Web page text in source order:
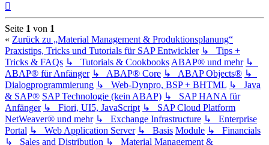
Seite 1 von 1
« Zurück zu „Material Management & Produktionsplanung“
Praxistips, Tricks und Tutorials für SAP Entwickler ↳ Tips +
Tricks & FAQs ↳ Tutorials & Cookbooks ABAP® und mehr ↳
ABAP® für Anfänger ↳ ABAP® Core ↳ ABAP Objects® ↳
Dialogprogrammierung ↳ Web-Dynpro, BSP + BHTML ↳ Java
& SAP® SAP Technologie (kein ABAP) ↳ SAP HANA für
Anfänger ↳ Fiori, UI5, JavaScript ↳ SAP Cloud Platform
NetWeaver® und mehr ↳ Exchange Infrastructure ↳ Enterprise
Portal ↳ Web Application Server ↳ Basis Module ↳ Financials
↳ Sales and Distribution ↳ Material Management &